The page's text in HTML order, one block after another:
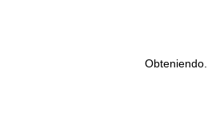
Obteniendo...